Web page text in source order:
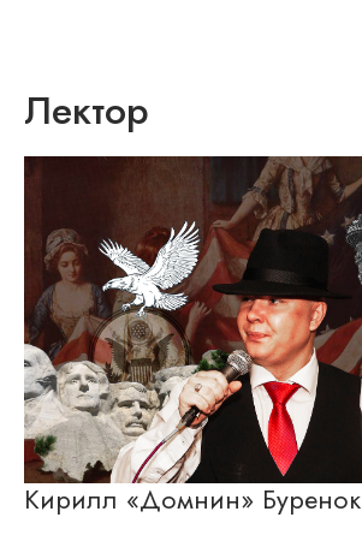
Лектор
Кирилл «Домнин» Буренок